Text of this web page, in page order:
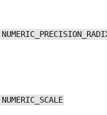
NUMERIC_SCALE